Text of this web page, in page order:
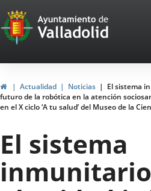
Portal
Web
del
Ayuntamiento
de
Valladolid
HomeActualidad Noticias
El sistema
futuro de la robótica en la atención
en el X ciclo ‘A tu salud’ del Museo de la
El sistema